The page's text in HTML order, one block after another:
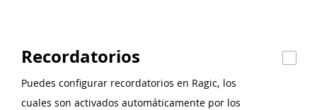
Recordatorios
Puedes configurar recordatorios en Ragic, los
cuales son activados automáticamente por los